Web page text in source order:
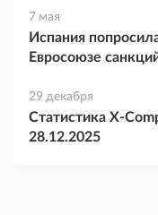
7 мая
Испания
Евросоюзе
29 декабря
Статистика X-
28.12.2025